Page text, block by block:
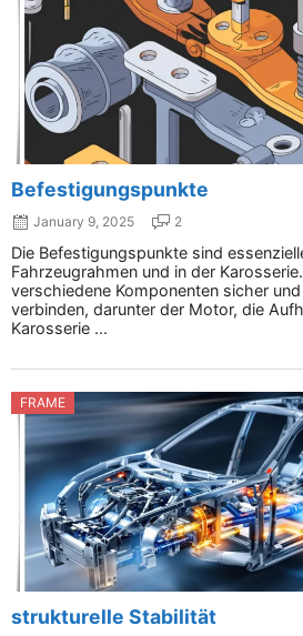
Befestigungspunkte
January 9, 2025 2
Die Befestigungspunkte sind
Fahrzeugrahmen und in der
verschiedene Komponenten sicher
verbinden, darunter der Motor, die
Karosserie ...
FRAME
strukturelle Stabilität